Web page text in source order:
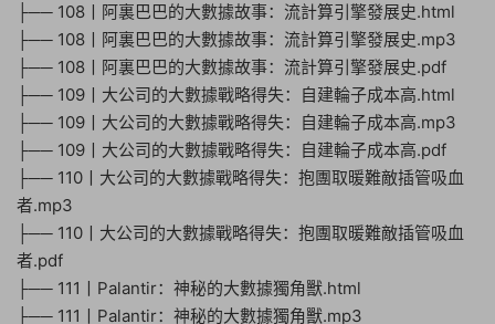
├── 108丨阿裏巴巴的大數據故事：流計算引擎發展史.html
├── 108丨阿裏巴巴的大數據故事：流計算引擎發展史.mp3
├── 108丨阿裏巴巴的大數據故事：流計算引擎發展史.pdf
├── 109丨大公司的大數據戰略得失：自建輪子成本高.html
├── 109丨大公司的大數據戰略得失：自建輪子成本高.mp3
├── 109丨大公司的大數據戰略得失：自建輪子成本高.pdf
├── 110丨大公司的大數據戰略得失：抱團取暖難敵插管吸血
者.mp3
├── 110丨大公司的大數據戰略得失：抱團取暖難敵插管吸血
者.pdf
├── 111丨Palantir：神秘的大數據獨角獸.html
├── 111丨Palantir：神秘的大數據獨角獸.mp3